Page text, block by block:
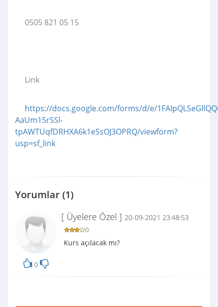
0505 821 05 15
Link
https://docs.google.com/forms/d/e/
AaUm15rSSl-
tpAWTUqfDRHXA6k1eSsOJ3OPRQ/viewform?
usp=sf_link
Yorumlar (1)
0
[ Üyelere Özel ] 20-09-2021 23:48:53
Kurs açılacak mı?